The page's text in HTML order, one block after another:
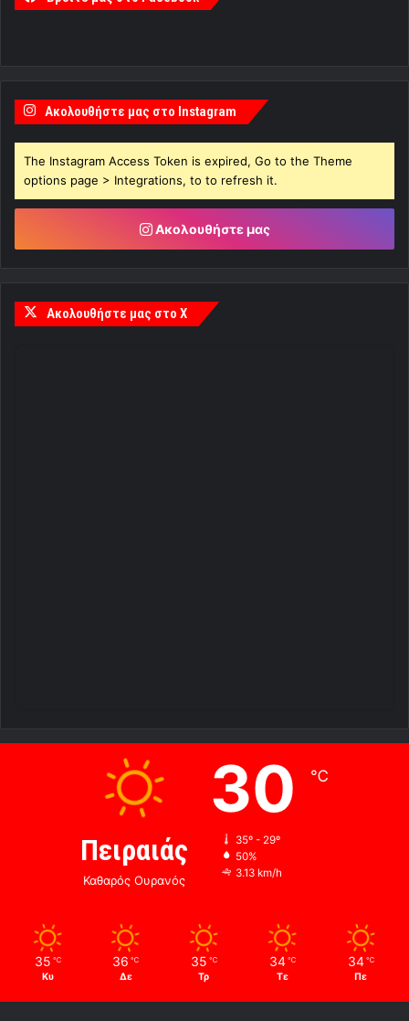
Ακολουθήστε μας στο Instagram
The Instagram Access Token is expired, Go to the Theme
options page > Integrations, to to refresh it.
Ακολουθήστε μας
Ακολουθήστε μας στο X
Πειραιάς
Καθαρός Ουρανός
30 ℃
35º - 29º
50%
3.13 km/h
35 ℃
Κυ
36 ℃
Δε
35 ℃
Τρ
34 ℃
Τε
34 ℃
Πε